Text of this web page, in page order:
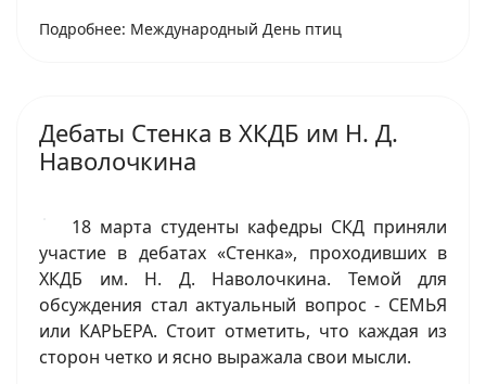
Подробнее: Международный День птиц
Дебаты Стенка в ХКДБ им Н. Д.
Наволочкина
18 марта студенты кафедры СКД приняли
участие в дебатах «Стенка», проходивших в
ХКДБ им. Н. Д. Наволочкина. Темой для
обсуждения стал актуальный вопрос - СЕМЬЯ
или КАРЬЕРА. Стоит отметить, что каждая из
сторон четко и ясно выражала свои мысли.